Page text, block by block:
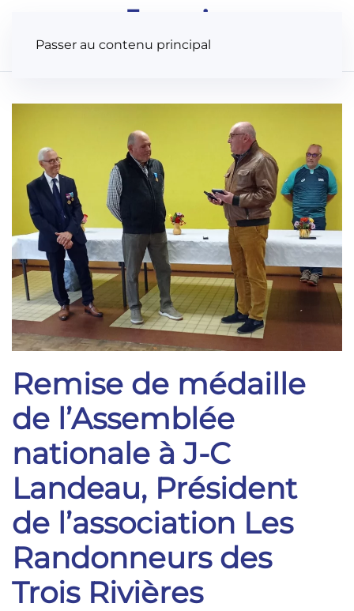
Passer au contenu principal
Remise de médaille
de l’Assemblée
nationale à J-C
Landeau, Président
de l’association Les
Randonneurs des
Trois Rivières
Panneau de gestion des cookies